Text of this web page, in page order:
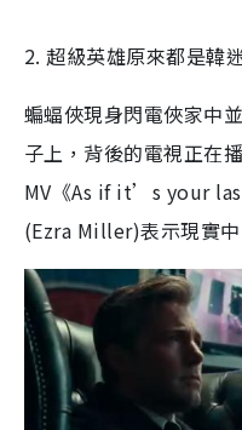
2. 超級英雄原來都是韓
蝙蝠俠現身閃電俠家中
子上，背後的電視正在
MV《As if it’s your
(Ezra Miller)表示現實中